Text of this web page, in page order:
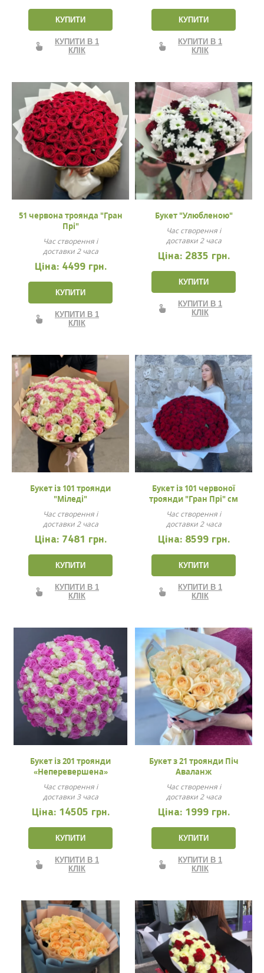
КУПИТИ
КУПИТИ В 1
КЛІК
КУПИТИ
КУПИТИ В 1
КЛІК
51 червона троянда "Гран
Прі"
Час створення і
доставки 2 часа
Ціна: 4499 грн.
КУПИТИ
КУПИТИ В 1
КЛІК
Букет "Улюбленою"
Час створення і
доставки 2 часа
Ціна: 2835 грн.
КУПИТИ
КУПИТИ В 1
КЛІК
Букет із 101 троянди
"Міледі"
Час створення і
доставки 2 часа
Ціна: 7481 грн.
КУПИТИ
КУПИТИ В 1
КЛІК
Букет із 101 червоної
троянди "Гран Прі" см
Час створення і
доставки 2 часа
Ціна: 8599 грн.
КУПИТИ
КУПИТИ В 1
КЛІК
Букет із 201 троянди
«Неперевершена»
Час створення і
доставки 3 часа
Ціна: 14505 грн.
КУПИТИ
КУПИТИ В 1
КЛІК
Букет з 21 троянди Піч
Аваланж
Час створення і
доставки 2 часа
Ціна: 1999 грн.
КУПИТИ
КУПИТИ В 1
КЛІК